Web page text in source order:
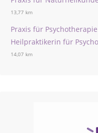
13,77 km
Praxis für
Heilpraktikerin für
14,07 km